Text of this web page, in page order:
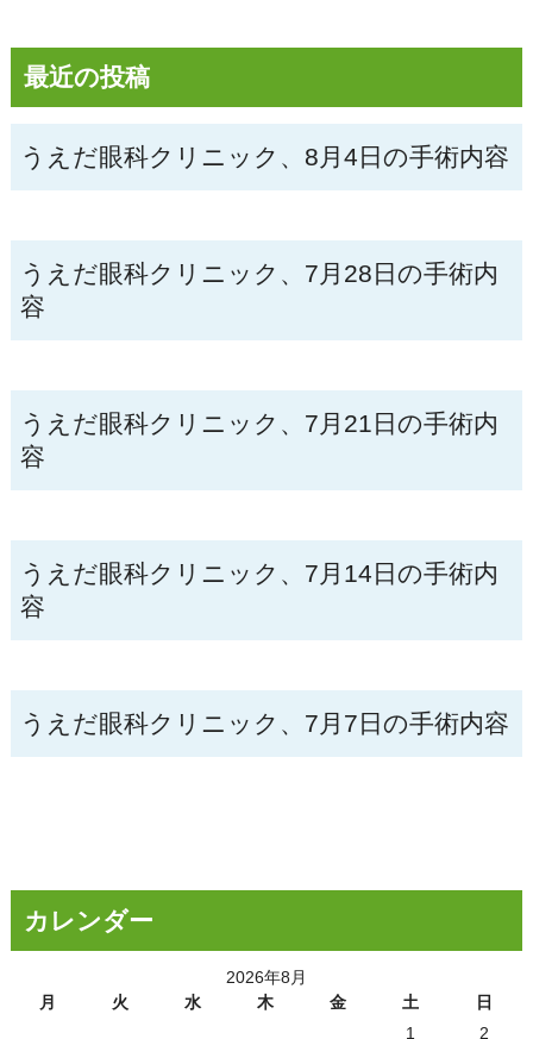
最近の投稿
うえだ眼科クリニック、8月4日の手術内容
うえだ眼科クリニック、7月28日の手術内
容
うえだ眼科クリニック、7月21日の手術内
容
うえだ眼科クリニック、7月14日の手術内
容
うえだ眼科クリニック、7月7日の手術内容
カレンダー
2026年8月
月
火 水 木 金 土
日
1
2